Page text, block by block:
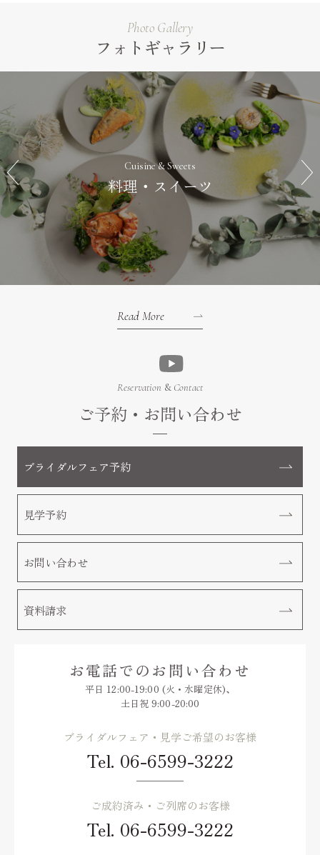
Photo Gallery
フォトギャラリー
Cuisine & Sweets
料理・スイーツ
Read More
Reservation &Contact
ご予約・お問い合わせ
ブライダルフェア予約
見学予約
お問い合わせ
資料請求
お電話でのお問い合わせ
平日 12:00-19:00 (火・水曜定休)、
土日祝 9:00-20:00
ブライダルフェア・見学ご希望のお客様
Tel. 06-6599-3222
ご成約済み・ご列席のお客様
Tel. 06-6599-3222